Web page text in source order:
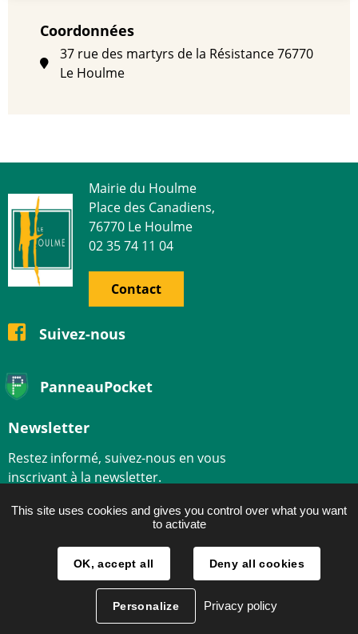
Coordonnées
37 rue des martyrs de la Résistance76770
Le Houlme
Mairie du Houlme
Place des Canadiens,
76770 Le Houlme
02 35 74 11 04
Contact
Suivez-nous
PanneauPocket
Newsletter
Restez informé, suivez-nous en vous
inscrivant à la newsletter.
S'inscrire
Plan du site
Politique des cookies
Connexion
This site uses cookies and gives you control over what you want
to activate
OK, accept all Deny all cookies
Personalize Privacy policy